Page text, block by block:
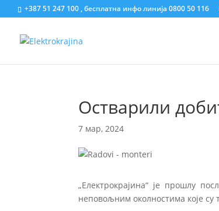
+387 51 247 100 , бесплатна инфо линија 0800 50 116
Остварили
7 мар, 2024
„Електрокрајина“ je прошлу
неповољним околностима које су